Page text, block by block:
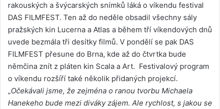
rakouských a švýcarských snímků láká o víkendu festival
DAS FILMFEST. Ten až do neděle obsadil všechny sály
pražských kin Lucerna a Atlas a během tří víkendových dnů
uvede bezmála tři desítky filmů. V pondělí se pak DAS
FILMFEST přesune do Brna, kde až do čtvrtka bude
němčina znít z pláten kin Scala a Art. Festivalový program
o víkendu rozšíří také několik přidaných projekcí.
„Očekávali jsme, že zejména o ranou tvorbu Michaela
Hanekeho bude mezi diváky zájem. Ale rychlost, s jakou se